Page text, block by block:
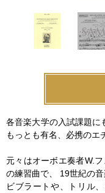
各音楽大学の入試課題に
もっとも有名、必携のエ
元々はオーボエ奏者W.
の練習曲で、 19世紀の
ビブラートや、トリル